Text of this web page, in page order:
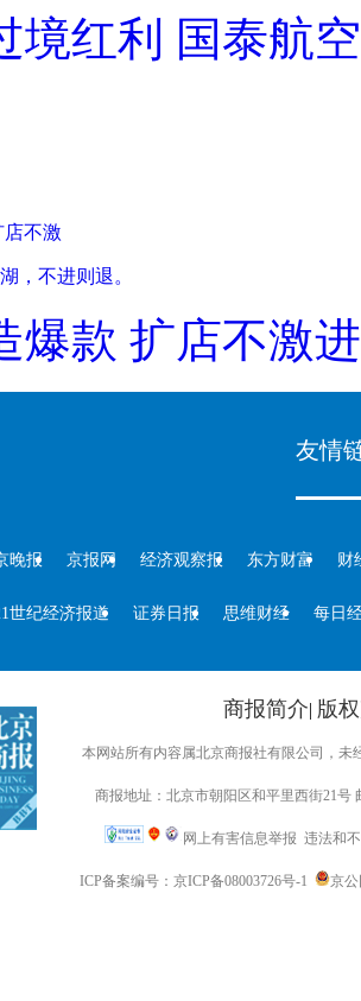
境红利 国泰航
店不激
，不进则退。
爆款 扩店不激进
友情
晚报 京报网 经济观察报 东方财富 财
世纪经济报道 证券日报 思维财经 每日
商报简介| 版
本网站所有内容属北京商报社有限公司，未
商报地址：北京市朝阳区和平里西街21号
网上有害信息举报 违法和不
ICP备案编号：京ICP备08003726号-1 京公